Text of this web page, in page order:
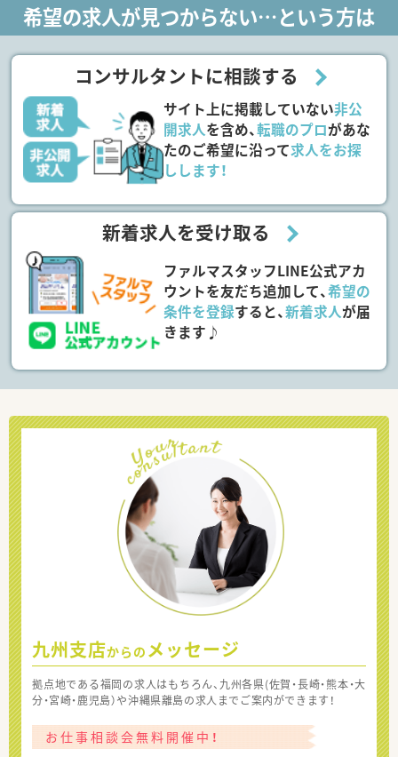
希望の求人が見つからない…という方は
コンサルタントに相談する
サイト上に掲載していない非公
開求人を含め、転職のプロがあな
たのご希望に沿って求人をお探
しします！
新着求人を受け取る
ファルマスタッフLINE公式アカ
ウントを友だち追加して、希望の
条件を登録すると、新着求人が届
きます♪
九州支店からの メッセージ
拠点地である福岡の求人はもちろん、九州各県(佐賀・長崎・熊本・大
分・宮崎・鹿児島）や沖縄県離島の求人までご案内ができます！
お仕事相談会無料開催中！